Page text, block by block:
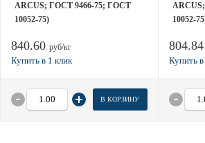
ARCUS; ГОСТ 9466-75; ГОСТ
10052-75)
840.60 руб/кг
В КОРЗИНУ
10052-
804.84